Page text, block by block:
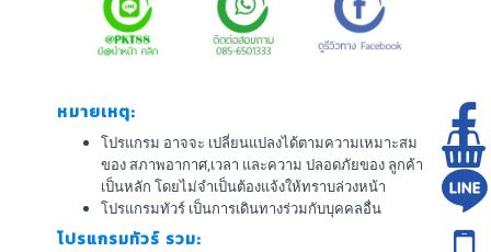
หมายเหตุ:
โปรแกรม อาจจะ เปลี่ยนแปลงได้ตามความเหมาะสม
ของ สภาพอากาศ,เวลา และความ ปลอดภัยของ ลูกค้า
เป็นหลัก โดยไม่จำเป็นต้องแจ้งให้ทราบล่วงหน้า
โปรแกรมทัวร์ เป็นการเดินทางร่วมกับบุคคลอื่น
โปรแกรมทัวร์ รวม: